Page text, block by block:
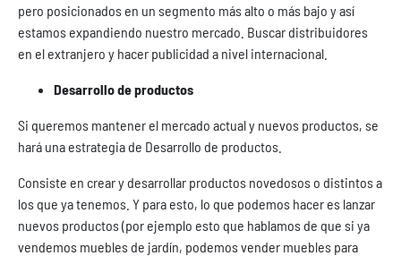
pero posicionados en un segmento más alto o más bajo y así
estamos expandiendo nuestro mercado. Buscar distribuidores
en el extranjero y hacer publicidad a nivel internacional.
Desarrollo de productos
Si queremos mantener el mercado actual y nuevos productos, se
hará una estrategia de Desarrollo de productos.
Consiste en crear y desarrollar productos novedosos o distintos a
los que ya tenemos. Y para esto, lo que podemos hacer es lanzar
nuevos productos (por ejemplo esto que hablamos de que si ya
vendemos muebles de jardín, podemos vender muebles para